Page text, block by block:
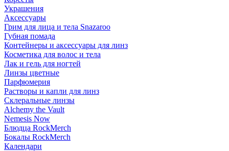
Украшения
Аксессуары
Грим для лица и тела Snazaroo
Губная помада
Контейнеры и аксессуары для линз
Косметика для волос и тела
Лак и гель для ногтей
Линзы цветные
Парфюмерия
Растворы и капли для линз
Склеральные линзы
Alchemy the Vault
Nemesis Now
Блюдца RockMerch
Бокалы RockMerch
Календари